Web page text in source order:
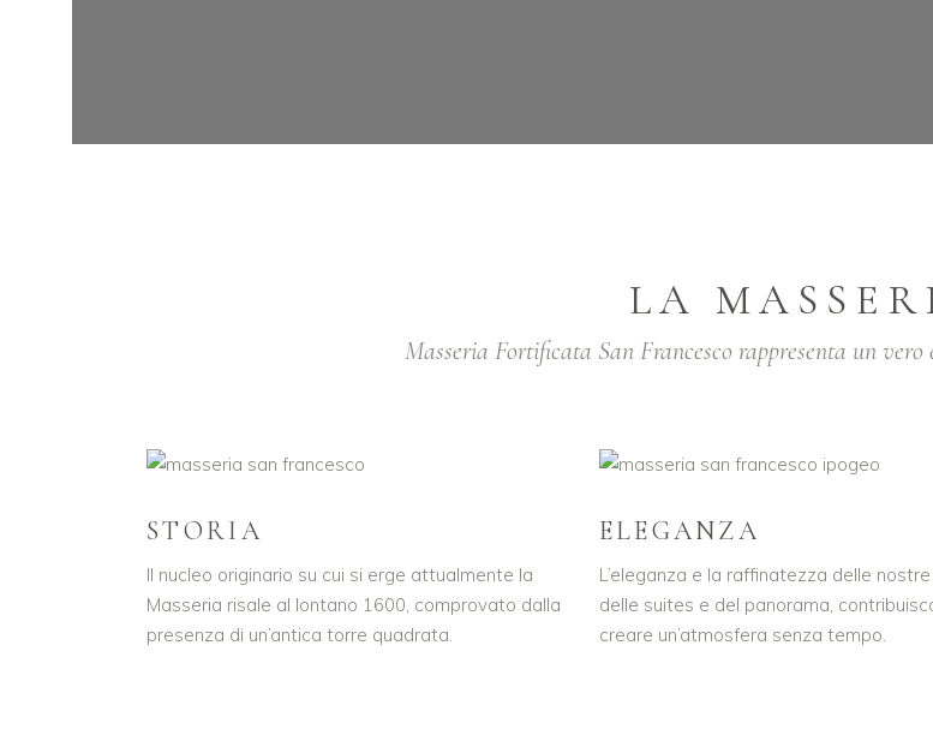
LA
Masseria Fortificata San Francesco rappresenta un vero
STORIA
Il nucleo originario su cui si erge attualmente la
Masseria risale al lontano 1600, comprovato dalla
presenza di un’antica torre quadrata.
ELEGANZA
L’eleganza e la raffinatezza delle
delle suites e del panorama,
creare un’atmosfera senza tempo.